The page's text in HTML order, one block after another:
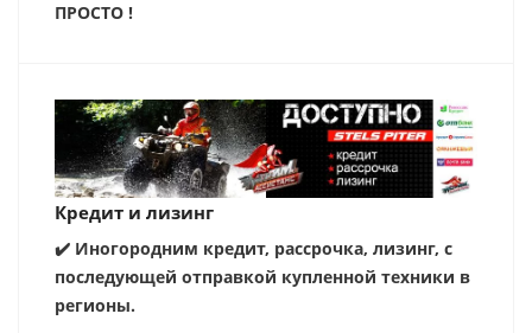
ПРОСТО !
Кредит и лизинг
✔️ Иногородним кредит, рассрочка, лизинг, с
последующей отправкой купленной техники в
регионы.